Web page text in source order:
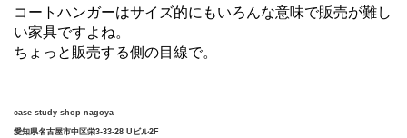
コートハンガーはサイズ的にもいろんな意味で販売が難し
い家具ですよね。
ちょっと販売する側の目線で。
case study shop nagoya
愛知県名古屋市中区栄3-33-28 Uビル2F